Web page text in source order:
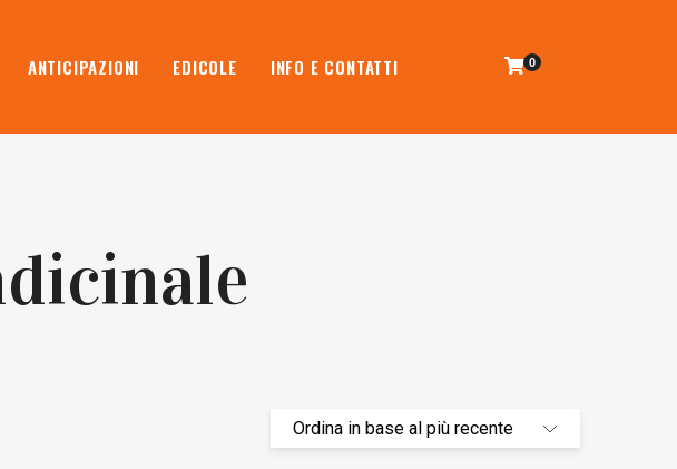
ANTICIPAZIONI EDICOLE INFO E CONTATTI 0